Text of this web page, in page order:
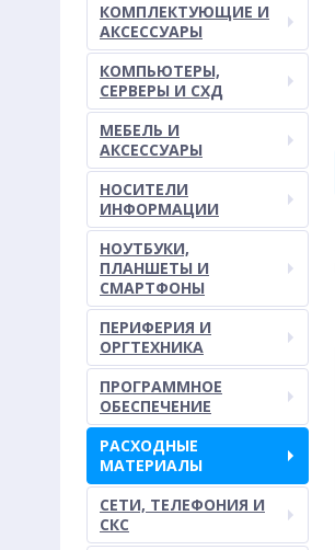
КОМПЛЕКТУЮЩИЕ И
АКСЕССУАРЫ
КОМПЬЮТЕРЫ,
СЕРВЕРЫ И СХД
МЕБЕЛЬ И
АКСЕССУАРЫ
НОСИТЕЛИ
ИНФОРМАЦИИ
НОУТБУКИ,
ПЛАНШЕТЫ И
СМАРТФОНЫ
ПЕРИФЕРИЯ И
ОРГТЕХНИКА
ПРОГРАММНОЕ
ОБЕСПЕЧЕНИЕ
РАСХОДНЫЕ
МАТЕРИАЛЫ
СЕТИ, ТЕЛЕФОНИЯ И
СКС